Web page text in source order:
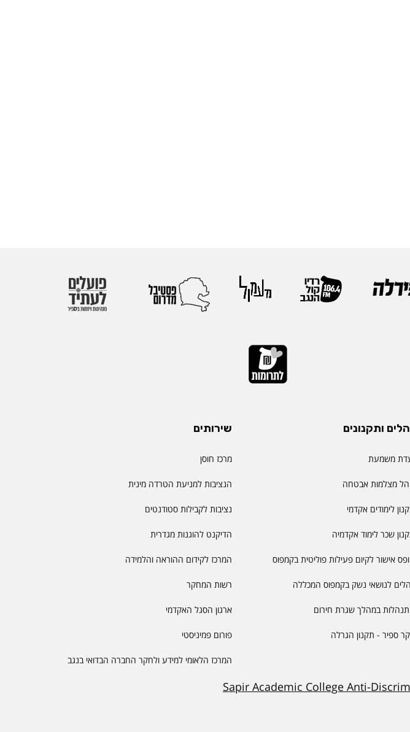
ותקנונים
משמעת
מצלמות אבטחה
לימודים אקדמי
שכר לימוד אקדמיה
אישור לקיום פעילות פוליטית בקמפוס
לנושאי נשק בקמפוס המכללה
במהלך שגרת חירום
ספיר - תקנון הגרלה
שירותים
מרכז חוסן
הנציבות למניעת הטרדה מינית
נציבות לקבילות סטודנטים
הדיקנט להוגנות מגדרית
המרכז לקידום ההוראה והלמידה
רשות המחקר
ארגון הסגל האקדמי
פורום פמיניסטי
המרכז הלאומי למידע ולחקר החברה הבדואי בנגב
Sapir Academic College Anti-